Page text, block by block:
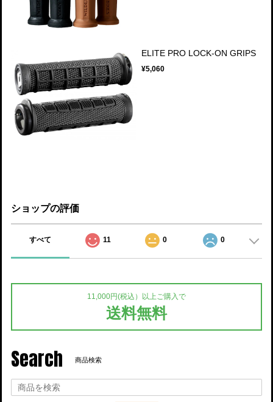
ELITE PRO LOCK-ON GRIPS
¥5,060
ショップの評価
すべて 11 0 0
11,000円(税込）以上ご購入で
送料無料
Search 商品検索